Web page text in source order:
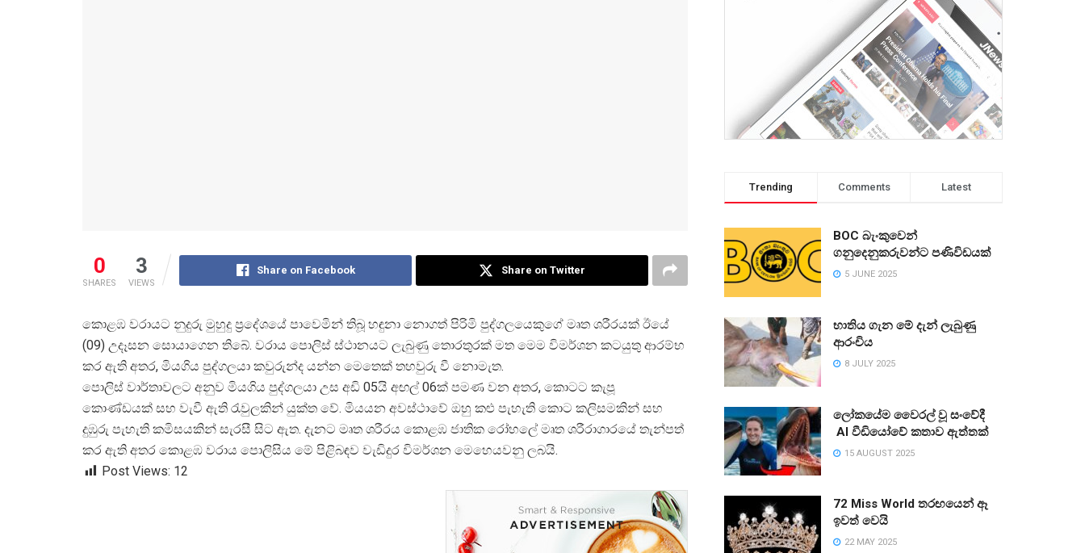
0
SHARES
3
VIEWS
Share on Facebook Share on Twitter
කොළඹ වරායට නුදුරු මුහුදු ප්රදේශයේ පාවෙමින් තිබූ හඳුනා නොගත් පිරිමි පුද්ගලයෙකුගේ මෘත ශරීරයක් ඊයේ
(09) උදෑසන සොයාගෙන තිබේ. වරාය පොලිස් ස්ථානයට ලැබුණු තොරතුරක් මත මෙම විමර්ශන කටයුතු ආරම්භ
කර ඇති අතර, මියගිය පුද්ගලයා කවුරුන්ද යන්න මෙතෙක් තහවුරු වී නොමැත.
පොලිස් වාර්තාවලට අනුව මියගිය පුද්ගලයා උස අඩි 05යි අඟල් 06ක් පමණ වන අතර, කොටට කැපූ
කොණ්ඩයක් සහ වැවී ඇති රැවුලකින් යුක්ත වේ. මියයන අවස්ථාවේ ඔහු කළු පැහැති කොට කලිසමකින් සහ
දුඹුරු පැහැති කමිසයකින් සැරසී සිට ඇත. දැනට මෘත ශරීරය කොළඹ ජාතික රෝහලේ මෘත ශරීරාගාරයේ තැන්පත්
කර ඇති අතර කොළඹ වරාය පොලිසිය මේ පිළිබඳව වැඩිදුර විමර්ශන මෙහෙයවනු ලබයි.
Post Views: 12
Trending Comments Latest
BOC බැංකුවෙන්
ගනුදෙනුකරුවන්ට පණිවිඩයක්
5 JUNE 2025
භාතිය ගැන මේ දැන් ලැබුණු
ආරංචිය
8 JULY 2025
ලෝකයේම වෛරල් වූ සංවේදී
AI වීඩියෝවේ කතාව ඇත්තක්
15 AUGUST 2025
72 Miss World තරඟයෙන් ඈ
ඉවත් වෙයි
22 MAY 2025